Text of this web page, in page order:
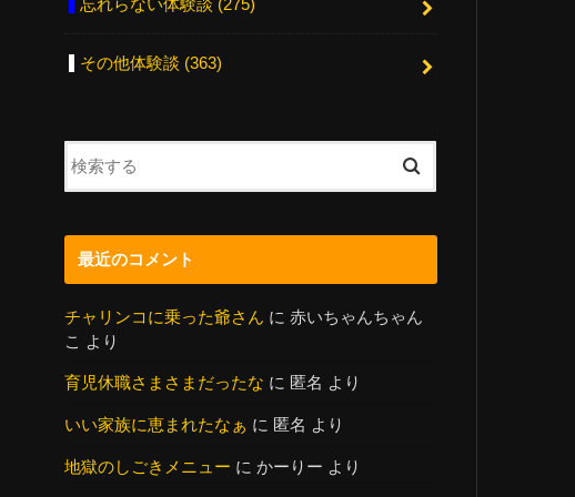
忘れらない体験談 (275)
その他体験談 (363)
最近のコメント
チャリンコに乗った爺さん に 赤いちゃんちゃん
こ
より
育児休職さまさまだったな に 匿名 より
いい家族に恵まれたなぁ に 匿名 より
地獄のしごきメニュー に かーりー より